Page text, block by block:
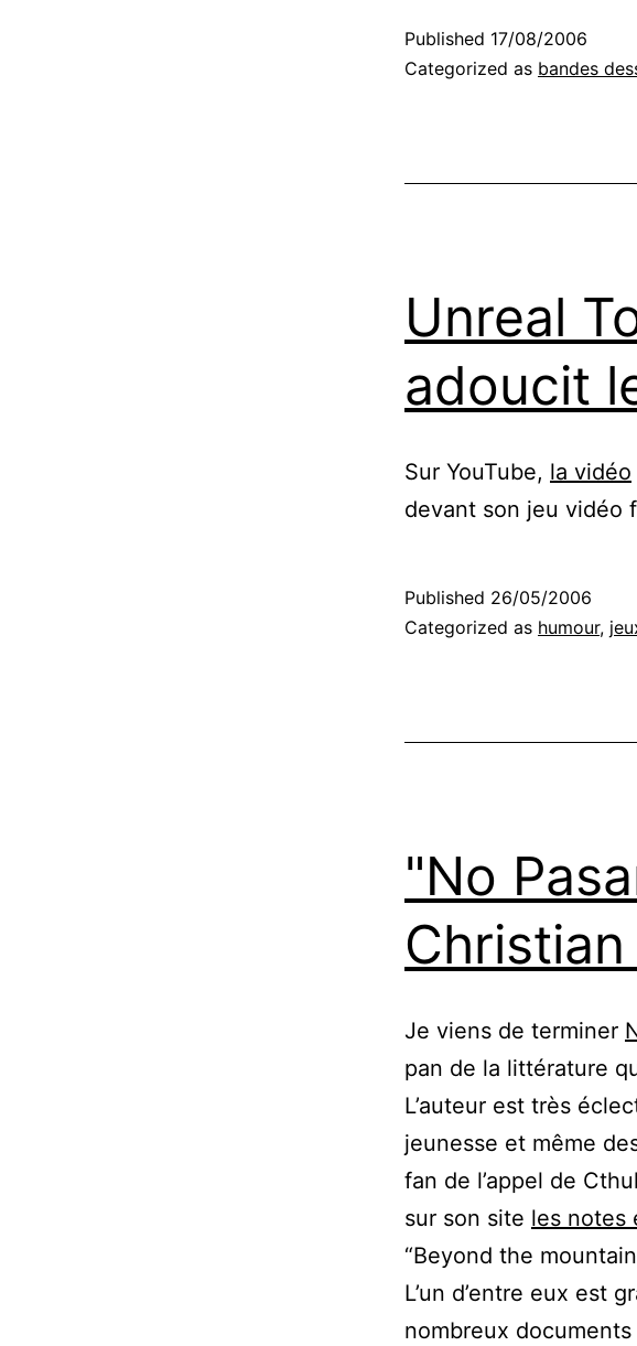
Published 17/08/2006
Categorized as bandes
Unreal
adoucit
Sur YouTube, la vidéo
devant son jeu vidéo
Published 26/05/2006
Categorized as humour,
"No
Je viens de terminer
pan de la littérature
L’auteur est très
jeunesse et même
fan de l’appel de
sur son site les notes
“Beyond the
L’un d’entre eux est
nombreux